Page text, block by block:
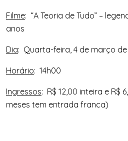
Filme: “A Teoria de Tudo” –
anos
Dia: Quarta-feira, 4 de março de
Horário: 14h00
Ingressos: R$ 12,00 inteira e R$
meses tem entrada franca)